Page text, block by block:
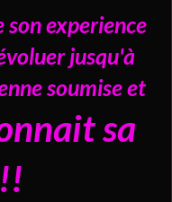
experience
jusqu'à
soumise et
sa